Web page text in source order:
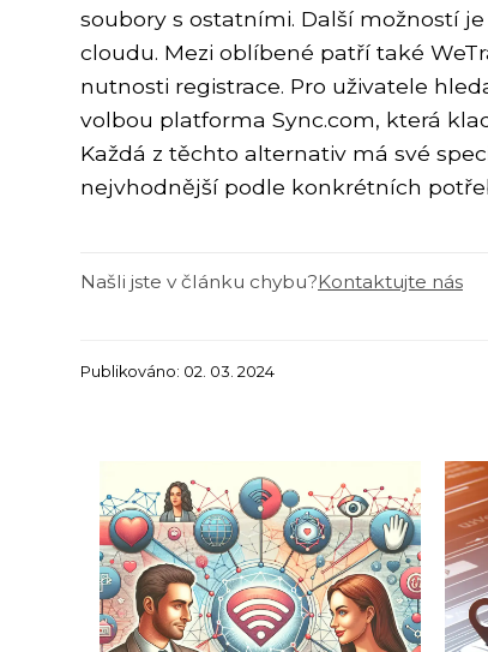
soubory s ostatními. Další možností
cloudu. Mezi oblíbené patří také
nutnosti registrace. Pro uživatele
volbou platforma Sync.com, která
Každá z těchto alternativ má své
nejvhodnější podle konkrétních
Našli jste v článku chybu?Kontaktujte nás
Publikováno: 02. 03. 2024